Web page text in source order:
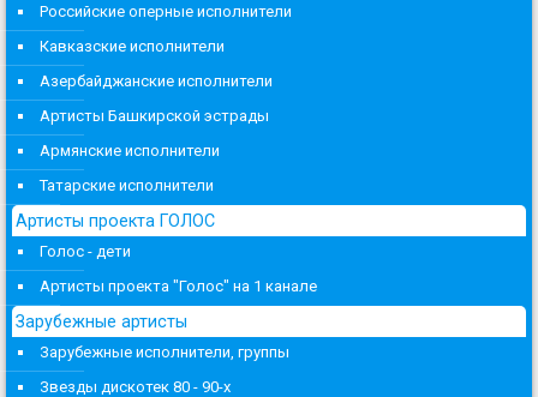
Российские оперные исполнители
Кавказские исполнители
Азербайджанские исполнители
Артисты Башкирской эстрады
Армянские исполнители
Татарские исполнители
Артисты проекта ГОЛОС
Голос - дети
Артисты проекта "Голос" на 1 канале
Зарубежные артисты
Зарубежные исполнители, группы
Звезды дискотек 80 - 90-х